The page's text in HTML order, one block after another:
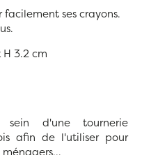
ses crayons.
3.2 cm
sein d'une tournerie
afin de l'utiliser pour